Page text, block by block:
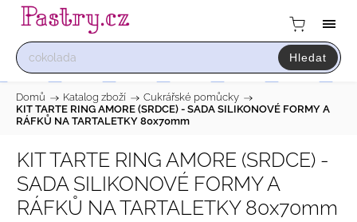
Hledat
Domů / Katalog zboží / Cukrářské pomůcky /
KIT TARTE RING AMORE (SRDCE) - SADA SILIKONOVÉ FORMY A
RÁFKŮ NA TARTALETKY 80x70mm
KIT TARTE RING AMORE (SRDCE) -
SADA SILIKONOVÉ FORMY A
RÁFKŮ NA TARTALETKY 80x70mm